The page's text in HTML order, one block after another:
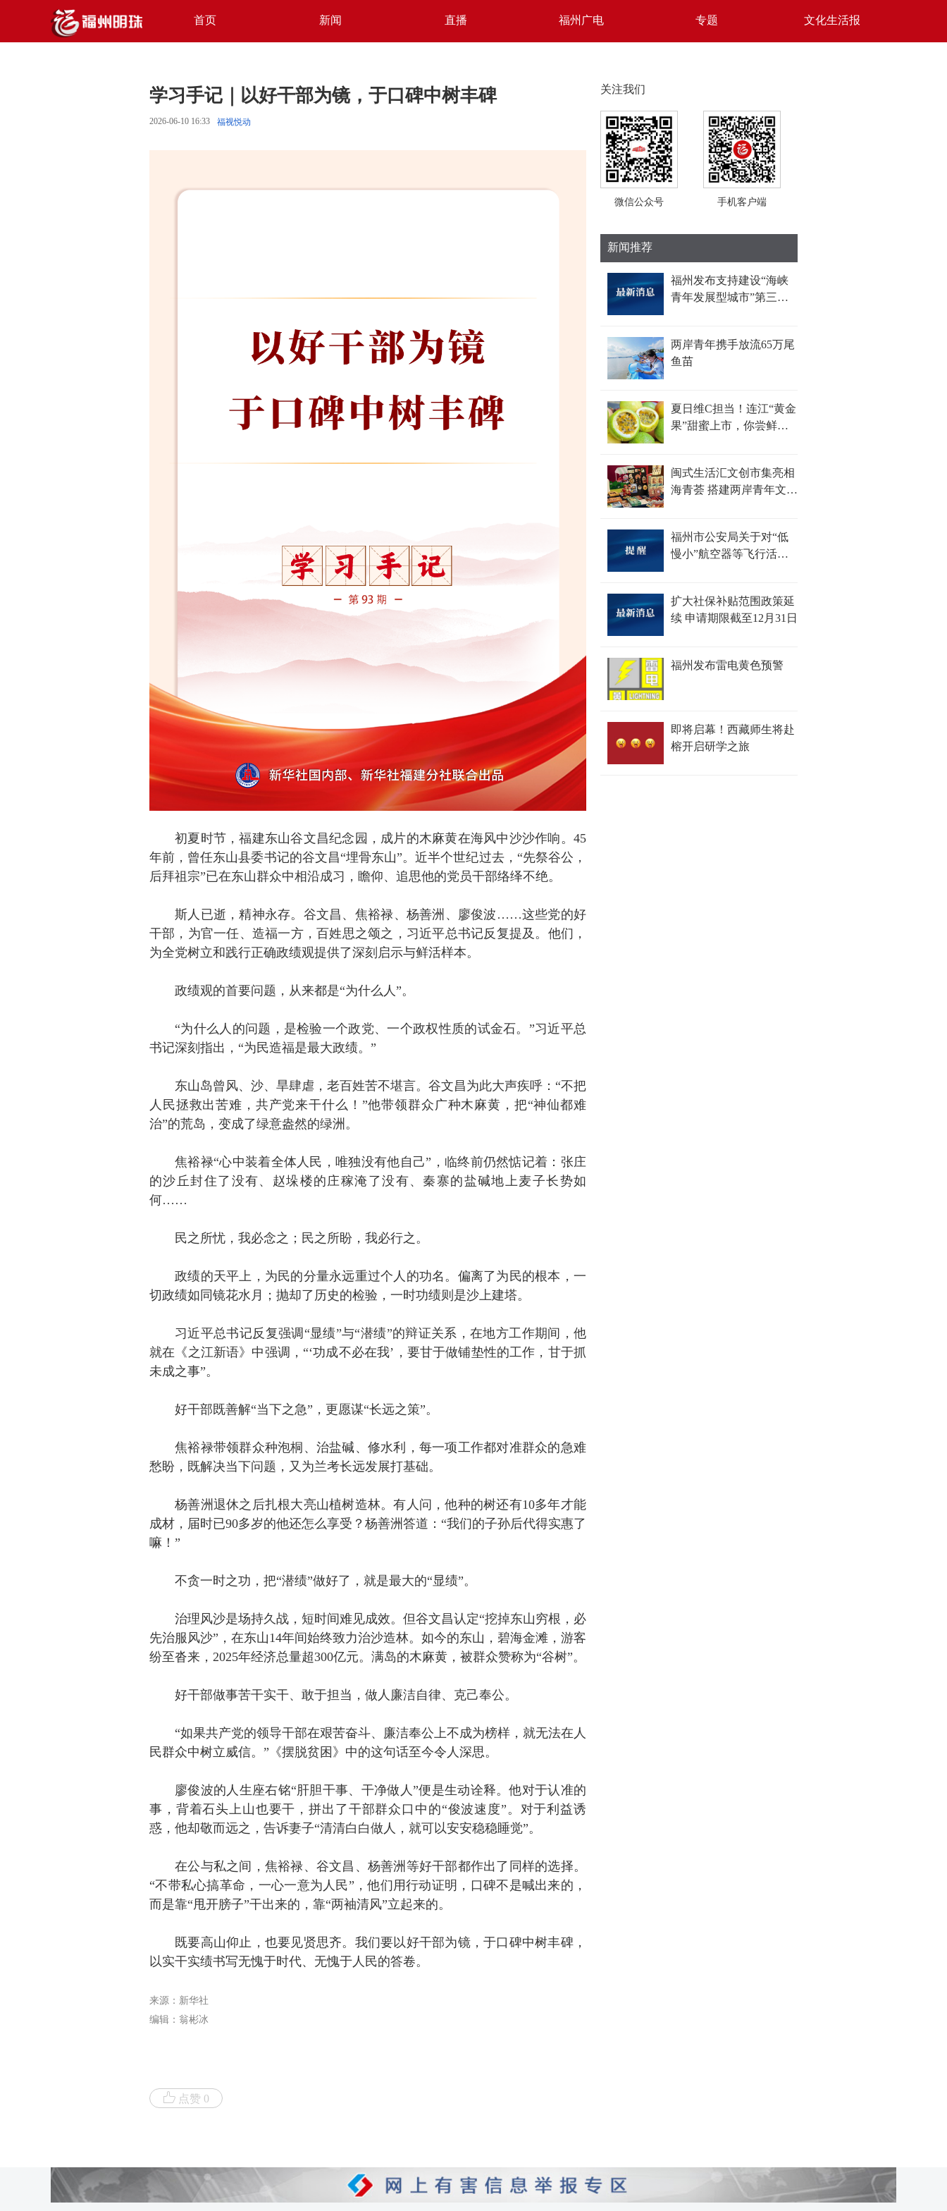
首页 新闻 直播 福州广电 专题 文化生活报
学习手记｜以好干部为镜，于口碑中树丰碑
2026-06-10 16:33 福视悦动
初夏时节，福建东山谷文昌纪念园，成片的木麻黄在海风中沙沙作响。45
年前，曾任东山县委书记的谷文昌“埋骨东山”。近半个世纪过去，“先祭谷公，
后拜祖宗”已在东山群众中相沿成习，瞻仰、追思他的党员干部络绎不绝。
斯人已逝，精神永存。谷文昌、焦裕禄、杨善洲、廖俊波……这些党的好
干部，为官一任、造福一方，百姓思之颂之，习近平总书记反复提及。他们，
为全党树立和践行正确政绩观提供了深刻启示与鲜活样本。
政绩观的首要问题，从来都是“为什么人”。
“为什么人的问题，是检验一个政党、一个政权性质的试金石。”习近平总
书记深刻指出，“为民造福是最大政绩。”
东山岛曾风、沙、旱肆虐，老百姓苦不堪言。谷文昌为此大声疾呼：“不把
人民拯救出苦难，共产党来干什么！”他带领群众广种木麻黄，把“神仙都难
治”的荒岛，变成了绿意盎然的绿洲。
焦裕禄“心中装着全体人民，唯独没有他自己”，临终前仍然惦记着：张庄
的沙丘封住了没有、赵垛楼的庄稼淹了没有、秦寨的盐碱地上麦子长势如
何……
民之所忧，我必念之；民之所盼，我必行之。
政绩的天平上，为民的分量永远重过个人的功名。偏离了为民的根本，一
切政绩如同镜花水月；抛却了历史的检验，一时功绩则是沙上建塔。
习近平总书记反复强调“显绩”与“潜绩”的辩证关系，在地方工作期间，他
就在《之江新语》中强调，“‘功成不必在我’，要甘于做铺垫性的工作，甘于抓
未成之事”。
好干部既善解“当下之急”，更愿谋“长远之策”。
焦裕禄带领群众种泡桐、治盐碱、修水利，每一项工作都对准群众的急难
愁盼，既解决当下问题，又为兰考长远发展打基础。
杨善洲退休之后扎根大亮山植树造林。有人问，他种的树还有10多年才能
成材，届时已90多岁的他还怎么享受？杨善洲答道：“我们的子孙后代得实惠了
嘛！”
不贪一时之功，把“潜绩”做好了，就是最大的“显绩”。
治理风沙是场持久战，短时间难见成效。但谷文昌认定“挖掉东山穷根，必
先治服风沙”，在东山14年间始终致力治沙造林。如今的东山，碧海金滩，游客
纷至沓来，2025年经济总量超300亿元。满岛的木麻黄，被群众赞称为“谷树”。
好干部做事苦干实干、敢于担当，做人廉洁自律、克己奉公。
“如果共产党的领导干部在艰苦奋斗、廉洁奉公上不成为榜样，就无法在人
民群众中树立威信。”《摆脱贫困》中的这句话至今令人深思。
廖俊波的人生座右铭“肝胆干事、干净做人”便是生动诠释。他对于认准的
事，背着石头上山也要干，拼出了干部群众口中的“俊波速度”。对于利益诱
惑，他却敬而远之，告诉妻子“清清白白做人，就可以安安稳稳睡觉”。
在公与私之间，焦裕禄、谷文昌、杨善洲等好干部都作出了同样的选择。
“不带私心搞革命，一心一意为人民”，他们用行动证明，口碑不是喊出来的，
而是靠“甩开膀子”干出来的，靠“两袖清风”立起来的。
既要高山仰止，也要见贤思齐。我们要以好干部为镜，于口碑中树丰碑，
以实干实绩书写无愧于时代、无愧于人民的答卷。
来源：新华社
编辑：翁彬冰
点赞 0
关注我们
微信公众号 手机客户端
新闻推荐
福州发布支持建设“海峡
青年发展型城市”第三批
两岸青年携手放流65万尾
鱼苗
夏日维C担当！连江“黄金
果”甜蜜上市，你尝鲜了
闽式生活汇文创市集亮相
海青荟 搭建两岸青年文化
福州市公安局关于对“低
慢小”航空器等飞行活动
扩大社保补贴范围政策延
续 申请期限截至12月31日
福州发布雷电黄色预警
即将启幕！西藏师生将赴
榕开启研学之旅